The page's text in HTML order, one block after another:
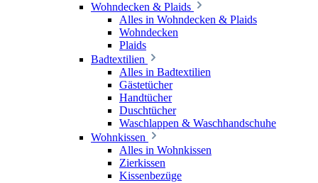
Wohndecken & Plaids
Alles in Wohndecken & Plaids
Wohndecken
Plaids
Badtextilien
Alles in Badtextilien
Gästetücher
Handtücher
Duschtücher
Waschlappen & Waschhandschuhe
Wohnkissen
Alles in Wohnkissen
Zierkissen
Kissenbezüge